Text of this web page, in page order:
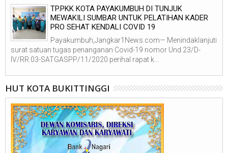
TP.PKK KOTA PAYAKUMBUH DI TUNJUK
MEWAKILI SUMBAR UNTUK PELATIHAN KADER
PRO SEHAT KENDALI COVID 19
Payakumbuh,Jangkar1News.com— Menindaklanjuti
surat satuan tugas penanganan Covid-19 nomor Und.23/D-
IV/RR.03-SATGASPP/11/2020 perihal rapat k...
HUT KOTA BUKITTINGGI